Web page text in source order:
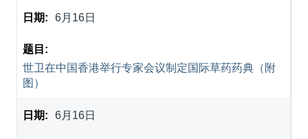
6月16日
世卫在中国香港举行专家会议制定国际草药药典（附
图）
6月16日